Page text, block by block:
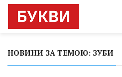
НОВИНИ ЗА ТЕМОЮ: ЗУБИ